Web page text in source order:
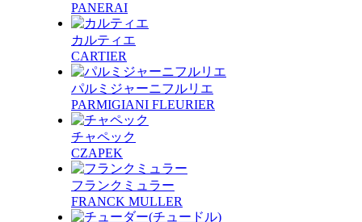
PANERAI
カルティエ
CARTIER
パルミジャーニフルリエ
PARMIGIANI FLEURIER
チャペック
CZAPEK
フランクミュラー
FRANCK MULLER